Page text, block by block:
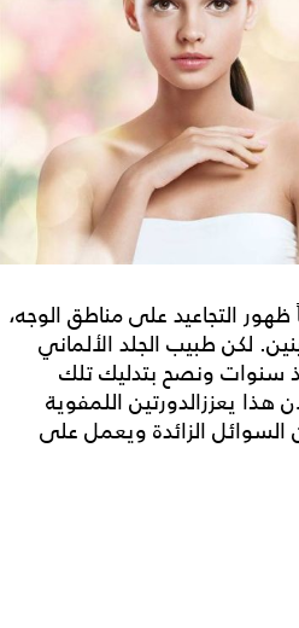
التجاعيد على مناطق الوجه،
لكن طبيب الجلد الألماني
سنوات ونصح بتدليك تلك
هذا يعززالدورتين اللمفوية
الزائدة ويعمل على